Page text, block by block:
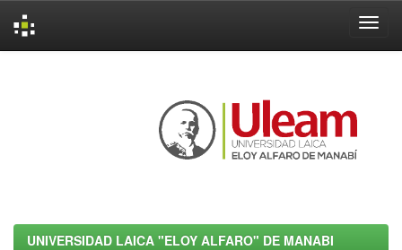
UNIVERSIDAD LAICA "ELOY ALFARO" DE MANABI